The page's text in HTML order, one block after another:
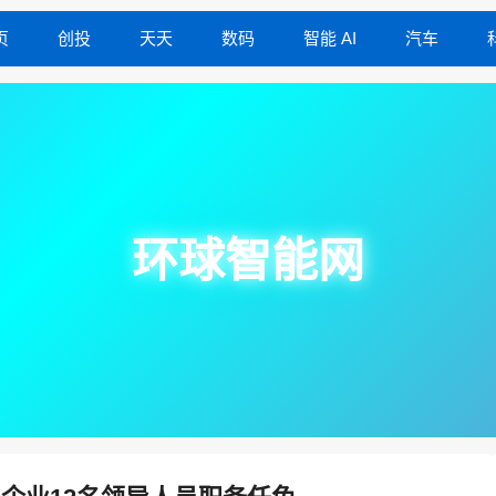
创投 天天 数码 智能 AI 汽车
环球智能网